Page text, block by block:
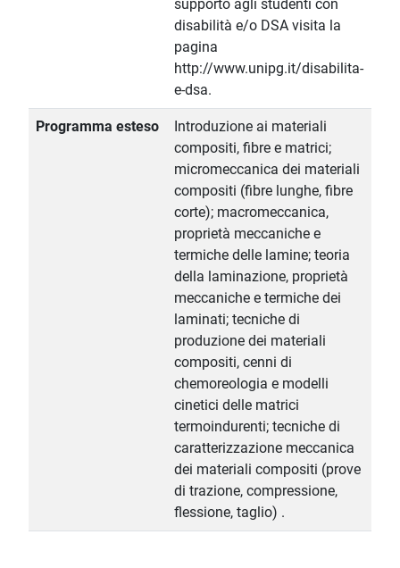
supporto agli studenti con
disabilità e/o DSA visita la
pagina
http://www.unipg.it/disabilita-
e-dsa.
Programma esteso
Introduzione ai materiali
compositi, fibre e matrici;
micromeccanica dei materiali
compositi (fibre lunghe, fibre
corte); macromeccanica,
proprietà meccaniche e
termiche delle lamine; teoria
della laminazione, proprietà
meccaniche e termiche dei
laminati; tecniche di
produzione dei materiali
compositi, cenni di
chemoreologia e modelli
cinetici delle matrici
termoindurenti; tecniche di
caratterizzazione meccanica
dei materiali compositi (prove
di trazione, compressione,
flessione, taglio) .